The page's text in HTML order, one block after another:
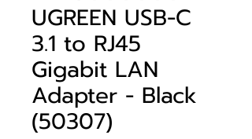
UGREEN USB-C
3.1 to RJ45
Gigabit LAN
Adapter - Black
(50307)